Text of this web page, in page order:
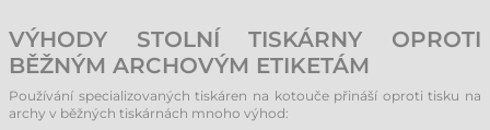
VÝHODY STOLNÍ TISKÁRNY OPROTI
BĚŽNÝM ARCHOVÝM ETIKETÁM
Používání specializovaných tiskáren na kotouče přináší oproti tisku na
archy v běžných tiskárnách mnoho výhod: